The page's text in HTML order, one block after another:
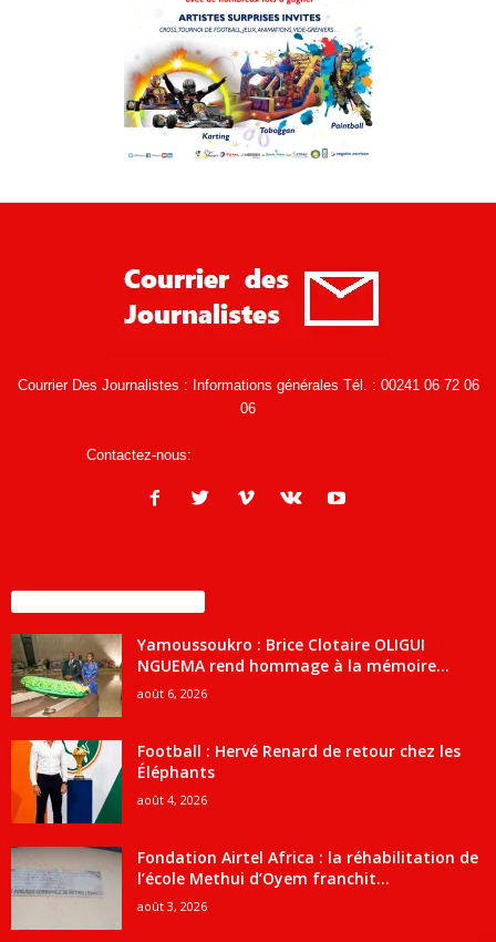
Courrier Des Journalistes : Informations générales Tél. : 00241 06 72 06
06
Contactez-nous:
Yamoussoukro : Brice Clotaire OLIGUI
NGUEMA rend hommage à la mémoire...
août 6, 2026
Football : Hervé Renard de retour chez les
Éléphants
août 4, 2026
Fondation Airtel Africa : la réhabilitation de
l’école Methui d’Oyem franchit...
août 3, 2026